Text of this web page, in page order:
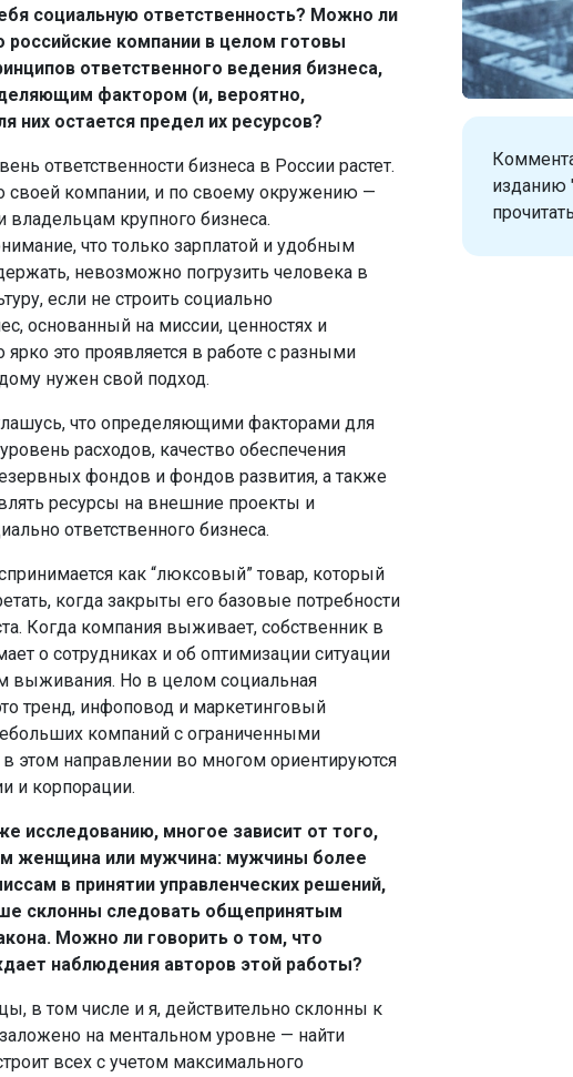
социальную ответственность? Можно ли
российские компании в целом готовы
ответственного ведения бизнеса,
фактором (и, вероятно,
остается предел их ресурсов?
ответственности бизнеса в России растет.
своей компании, и по своему окружению —
владельцам крупного бизнеса.
что только зарплатой и удобным
невозможно погрузить человека в
если не строить социально
основанный на миссии, ценностях и
ярко это проявляется в работе с разными
нужен свой подход.
что определяющими факторами для
расходов, качество обеспечения
фондов и фондов развития, а также
ресурсы на внешние проекты и
ответственного бизнеса.
как “люксовый” товар, который
когда закрыты его базовые потребности
Когда компания выживает, собственник в
о сотрудниках и об оптимизации ситуации
выживания. Но в целом социальная
тренд, инфоповод и маркетинговый
компаний с ограниченными
этом направлении во многом ориентируются
и корпорации.
исследованию, многое зависит от того,
женщина или мужчина: мужчины более
в принятии управленческих решений,
склонны следовать общепринятым
Можно ли говорить о том, что
наблюдения авторов этой работы?
в том числе и я, действительно склонны к
заложено на ментальном уровне — найти
всех с учетом максимального
изданию
прочитать